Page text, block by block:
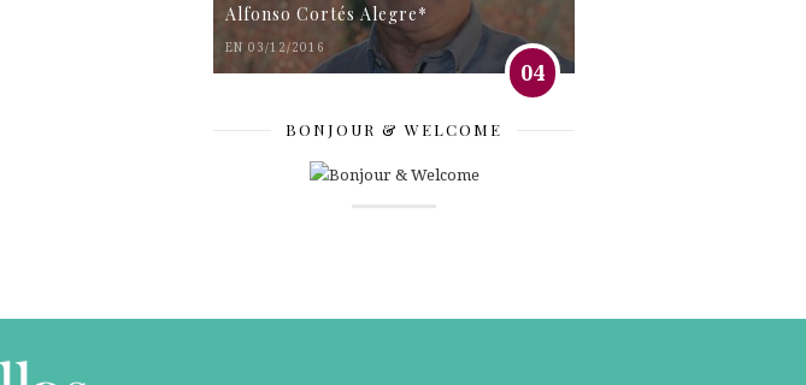
Alfonso Cortés Alegre*
EN 03/12/2016
04
BONJOUR & WELCOME